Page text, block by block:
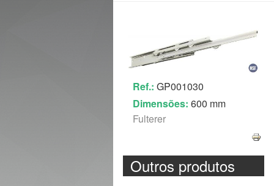
Ref.: GP001030
Dimensões: 600 mm
Fulterer
Outros produtos